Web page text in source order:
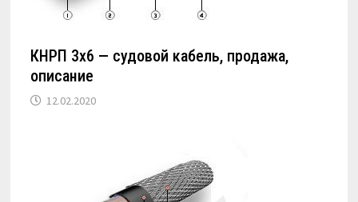
КНРП 3х6 — судовой кабель, продажа,
описание
12.02.2020